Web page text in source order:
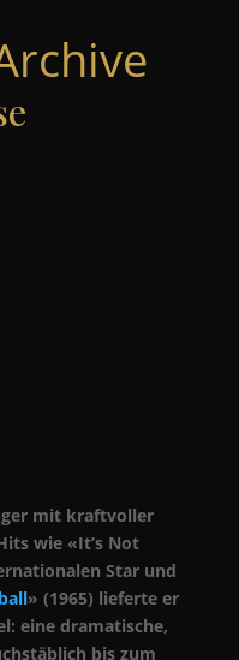
mit kraftvoller
wie «It’s Not
Star und
» (1965) lieferte er
eine dramatische,
bis zum